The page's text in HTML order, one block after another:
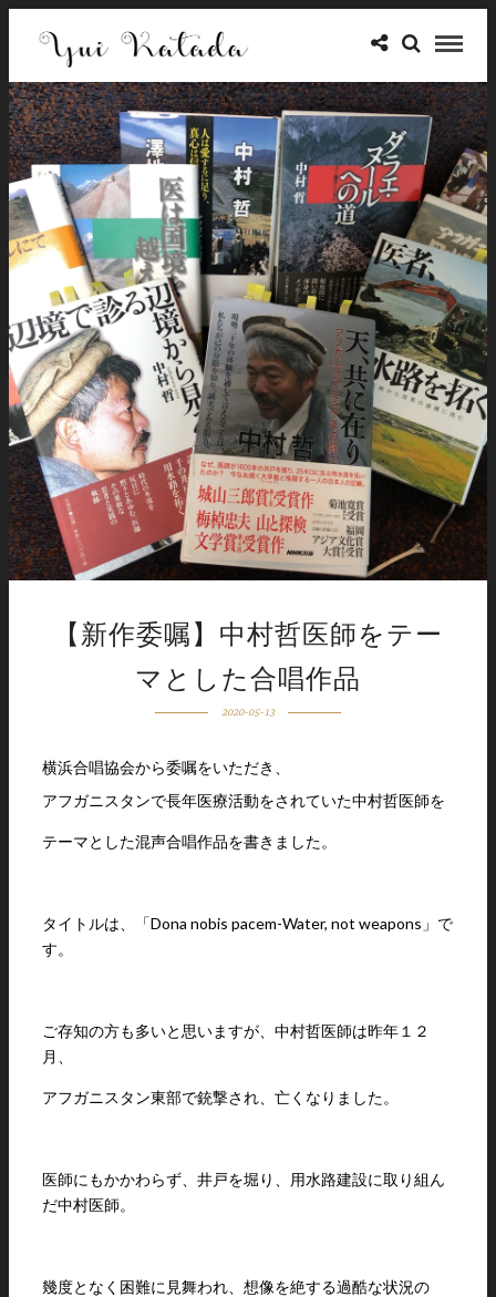
【新作委嘱】中村哲医師をテー
マとした合唱作品
2020-05-13
横浜合唱協会から委嘱をいただき、
アフガニスタンで長年医療活動をされていた中村哲医師を
テーマとした混声合唱作品を書きました。
タイトルは、「Dona nobis pacem-Water, not weapons」で
す。
ご存知の方も多いと思いますが、中村哲医師は昨年１２
月、
アフガニスタン東部で銃撃され、亡くなりました。
医師にもかかわらず、井戸を堀り、用水路建設に取り組ん
だ中村医師。
幾度となく困難に見舞われ、想像を絶する過酷な状況の